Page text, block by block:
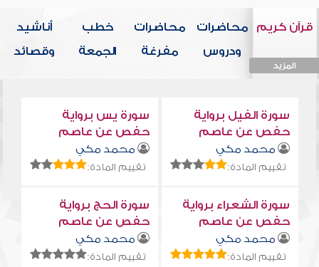
قرآن كريم
المزيد
محاضرات
ودروس
محاضرات
مفرغة
خطب
الجمعة
أناشيد
وقصائد
سورة الفيل برواية
حفص عن عاصم
محمد مكي
تقييم المادة:
سورة يس برواية
حفص عن عاصم
محمد مكي
تقييم المادة:
سورة الشعراء برواية
حفص عن عاصم
محمد مكي
تقييم المادة:
سورة الحج برواية
حفص عن عاصم
محمد مكي
تقييم المادة: